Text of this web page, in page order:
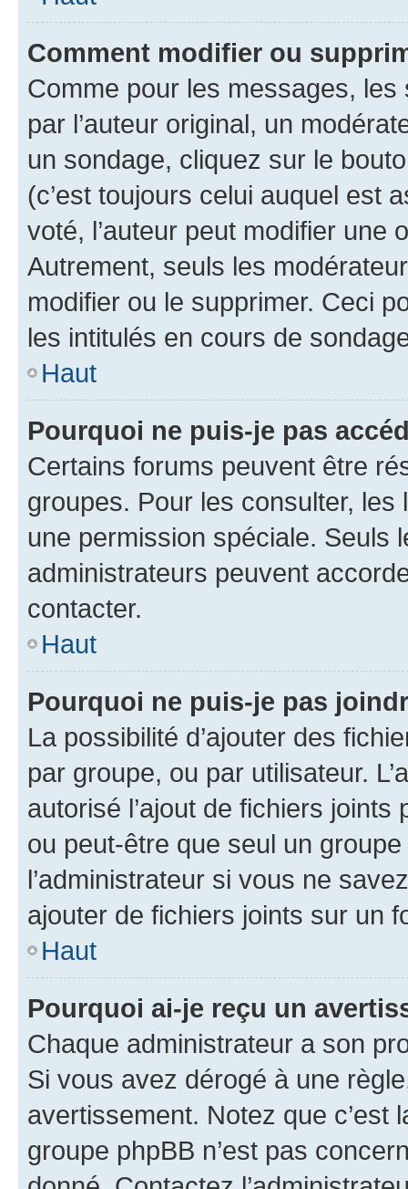
Comment modifier ou
Comme pour les messages,
par l’auteur original, un
un sondage, cliquez sur le
(c’est toujours celui auquel est
voté, l’auteur peut modifier une
Autrement, seuls les
modifier ou le supprimer. Ceci
les intitulés en cours de
Haut
Pourquoi ne puis-je pas
Certains forums peuvent être
groupes. Pour les consulter,
une permission spéciale. Seuls
administrateurs peuvent
contacter.
Haut
Pourquoi ne puis-je pas
La possibilité d’ajouter des
par groupe, ou par utilisateur.
autorisé l’ajout de fichiers
ou peut-être que seul un
l’administrateur si vous ne
ajouter de fichiers joints sur un
Haut
Pourquoi ai-je reçu un
Chaque administrateur a son
Si vous avez dérogé à une
avertissement. Notez que c’est
groupe phpBB n’est pas